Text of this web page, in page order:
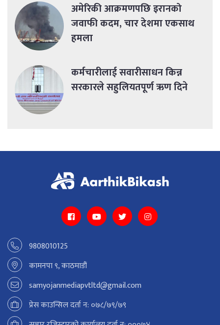
अमेरिकी आक्रमणपछि इरानको
जवाफी कदम, चार देशमा एकसाथ
हमला
कर्मचारीलाई सवारीसाधन किन्न
सरकारले सहुलियतपूर्ण ऋण दिने
9808010125
कामनपा ९, काठमाडौं
samyojanmediapvtltd@gmail.com
प्रेस काउन्सिल दर्ता न: ०७८/७९/७९